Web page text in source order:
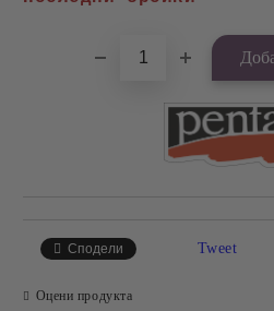
Сподели Tweet
Оцени продукта